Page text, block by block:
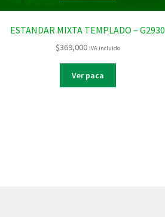
ESTANDAR MIXTA TEMPLADO – G2930
$369,000 IVA incluido
Ver paca